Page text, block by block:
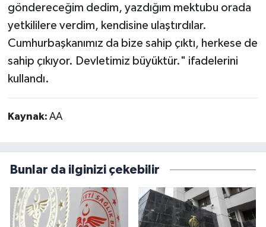
göndereceğim dedim, yazdığım mektubu orada
yetkililere verdim, kendisine ulaştırdılar.
Cumhurbaşkanımız da bize sahip çıktı, herkese de
sahip çıkıyor. Devletimiz büyüktür." ifadelerini
kullandı.
Kaynak: AA
Bunlar da ilginizi çekebilir